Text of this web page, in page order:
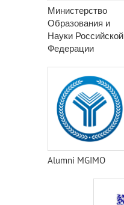
Министерство
Образования и
Науки Российской
Федерации
Alumni MGIMO